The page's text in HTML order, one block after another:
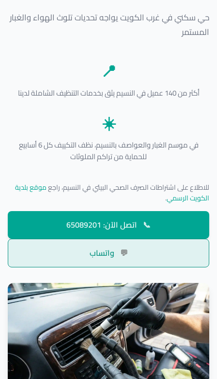
حي سكني في غرب الكويت يواجه تحديات تلوث الهواء والغبار
المستمر
📍
أكثر من 140 عميل في النسيم يثق بخدمات التنظيف الشاملة لدينا
☀️
في موسم الغبار والعواصف بالنسيم، نظف التكييف كل 6 أسابيع
للحماية من تراكم الملوثات
للاطلاع على اشتراطات الصرف الصحي البيئي في النسيم، راجعموقع بلدية
الكويت الرسمي.
📞 اتصل الآن: 65089201
💬 واتساب